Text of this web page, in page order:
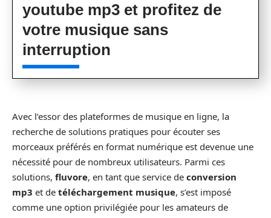
youtube mp3 et profitez de
votre musique sans
interruption
Avec l’essor des plateformes de musique en ligne, la
recherche de solutions pratiques pour écouter ses
morceaux préférés en format numérique est devenue une
nécessité pour de nombreux utilisateurs. Parmi ces
solutions, fluvore, en tant que service de conversion
mp3 et de téléchargement musique, s’est imposé
comme une option privilégiée pour les amateurs de